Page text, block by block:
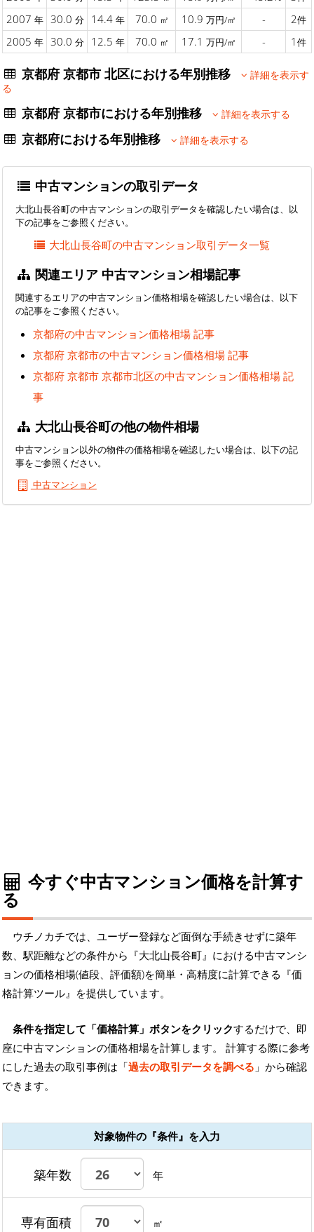
2007 年 30.0 分 14.4 年 70.0 ㎡ 10.9 万円/㎡ - 2件
2005 年 30.0 分 12.5 年 70.0 ㎡ 17.1 万円/㎡ - 1 件
京都府 京都市 北区における年別推移
詳細を表示す
る
京都府 京都市における年別推移 詳細を表示する
京都府における年別推移 詳細を表示する
中古マンションの取引データ
大北山長谷町の中古マンションの取引データを確認したい場合は、以
下の記事をご参照ください。
大北山長谷町の中古マンション取引データ一覧
関連エリア 中古マンション相場記事
関連するエリアの中古マンション価格相場を確認したい場合は、以下
の記事をご参照ください。
京都府の中古マンション価格相場 記事
京都府 京都市の中古マンション価格相場 記事
京都府 京都市 京都市北区の中古マンション価格相場 記
事
大北山長谷町の他の物件相場
中古マンション以外の物件の価格相場を確認したい場合は、以下の記
事をご参照ください。
中古マンション
今すぐ中古マンション価格を計算す
る
ウチノカチでは、ユーザー登録など面倒な手続きせずに築年
数、駅距離などの条件から『大北山長谷町』における中古マンシ
ョンの価格相場(値段、評価額)を簡単・高精度に計算できる『価
格計算ツール』を提供しています。
条件を指定して「価格計算」ボタンをクリックするだけで、即
座に中古マンションの価格相場を計算します。 計算する際に参考
にした過去の取引事例は「過去の取引データを調べる 」から確認
できます。
対象物件の『条件』を入力
築年数 年
専有面積 ㎡